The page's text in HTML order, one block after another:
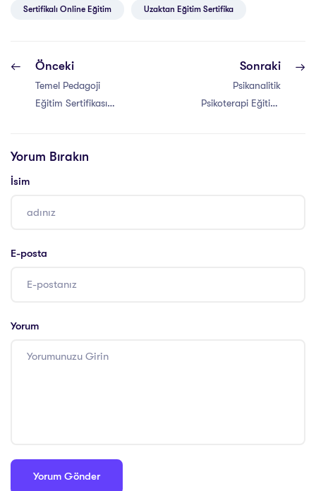
Sertifikalı Online Eğitim Uzaktan Eğitim Sertifika
Önceki
Temel Pedagoji
Eğitim Sertifikası
Sonraki
Psikanalitik
Psikoterapi Eğitimi
Yorum Bırakın
İsim
E-posta
Yorum